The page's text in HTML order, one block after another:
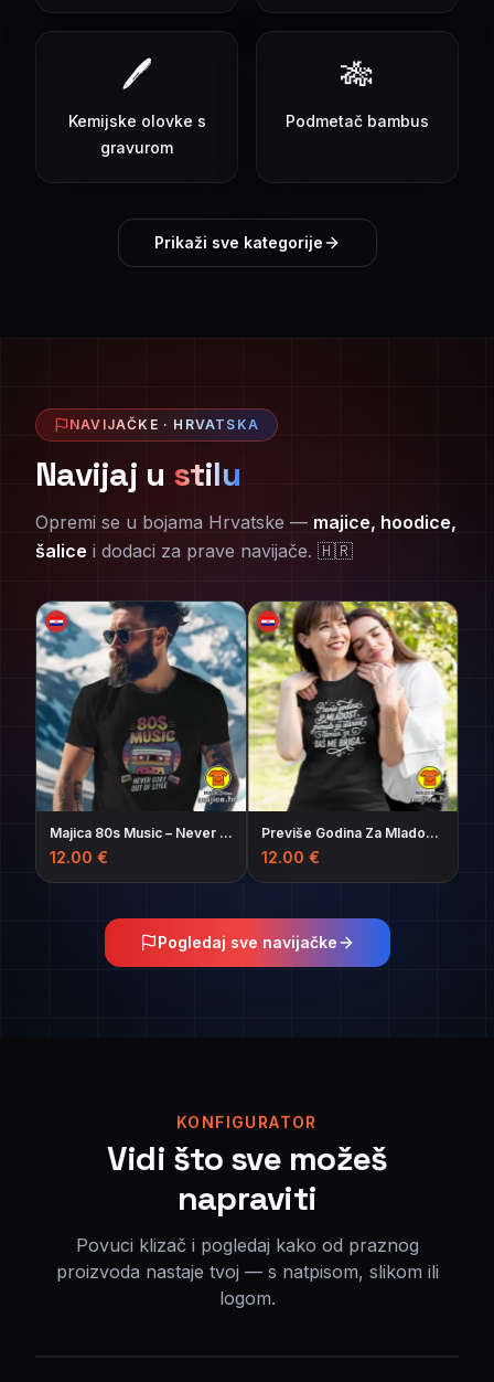
🖊️
Kemijske olovke s
gravurom
🎋
Podmetač bambus
Prikaži sve kategorije
NAVIJAČKE · HRVATSKA
Navijaj u stilu
Opremi se u bojama Hrvatske — majice, hoodice,
šalice i dodaci za prave navijače. 🇭🇷
Majica 80s Music – Never Goes Out of Style
12.00 €
Previše Godina Za Mladost Premalo Za Starost Taman Za Baš Me Briga – ženska majica s natpisom
12.00 €
Pogledaj sve navijačke
KONFIGURATOR
Vidi što sve možeš
napraviti
Povuci klizač i pogledaj kako od praznog
proizvoda nastaje tvoj — s natpisom, slikom ili
logom.
TVOJ